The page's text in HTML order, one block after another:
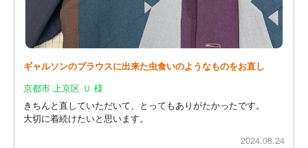
ギャルソンのブラウスに出来た虫食いのようなものをお直し
京都市 上京区 Ｕ 様
きちんと直していただいて、とってもありがたかったです。
大切に着続けたいと思います。
2024.08.24